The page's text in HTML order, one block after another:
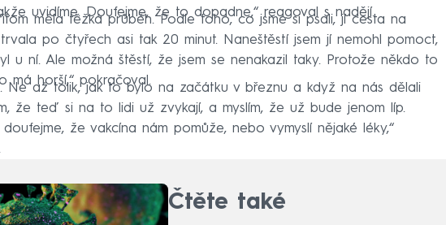
uvidíme. Doufejme, že to dopadne,“ reagoval s nadějí.
měla těžká průběh. Podle toho, co jsme si psali, jí cesta na
po čtyřech asi tak 20 minut. Naneštěstí jsem jí nemohl pomoct,
u ní. Ale možná štěstí, že jsem se nenakazil taky. Protože někdo to
má horší,“ pokračoval.
Ne až tolik, jak to bylo na začátku v březnu a když na nás dělali
že teď si na to lidi už zvykají, a myslím, že už bude jenom líp.
že vakcína nám pomůže, nebo vymyslí nějaké léky,“
Čtěte také